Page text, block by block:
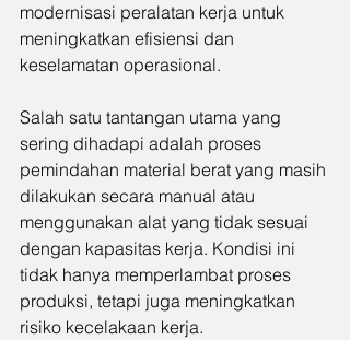
modernisasi peralatan kerja untuk
meningkatkan efisiensi dan
keselamatan operasional.
Salah satu tantangan utama yang
sering dihadapi adalah proses
pemindahan material berat yang masih
dilakukan secara manual atau
menggunakan alat yang tidak sesuai
dengan kapasitas kerja. Kondisi ini
tidak hanya memperlambat proses
produksi, tetapi juga meningkatkan
risiko kecelakaan kerja.